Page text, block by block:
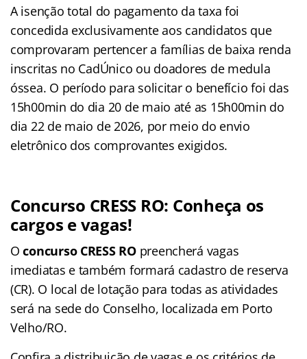
A isenção total do pagamento da taxa foi
concedida exclusivamente aos candidatos que
comprovaram pertencer a famílias de baixa renda
inscritas no CadÚnico ou doadores de medula
óssea. O período para solicitar o benefício foi das
15h00min do dia 20 de maio até as 15h00min do
dia 22 de maio de 2026, por meio do envio
eletrônico dos comprovantes exigidos.
Concurso CRESS RO: Conheça os
cargos e vagas!
Oconcurso CRESS ROpreencherá vagas
imediatas e também formará cadastro de reserva
(CR). O local de lotação para todas as atividades
será na sede do Conselho, localizada em Porto
Velho/RO.